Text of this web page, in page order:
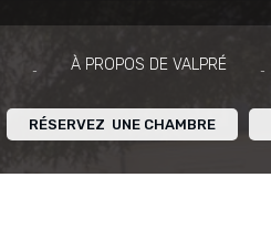
À PROPOS DE VALPRÉ
RÉSERVEZ UNE CHAMBRE